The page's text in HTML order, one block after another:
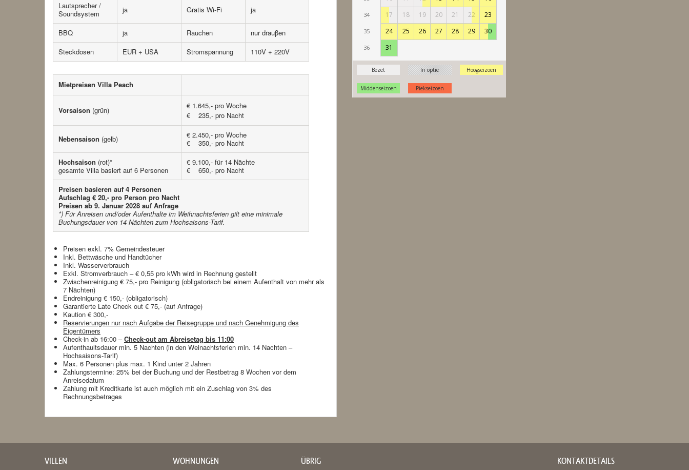
Lautsprecher /
Soundsystem
ja Gratis Wi-Fi ja
BBQ ja Rauchen
nur drauβen
Steckdosen
EUR + USA Stromspannung 110V + 220V
Mietpreisen Villa Peach
Vorsaison (grün)
€ 1.645,- pro Woche
€ 235,- pro Nacht
Nebensaison (gelb)
€ 2.450,- pro Woche
€ 350,- pro Nacht
Hochsaison (rot)*
gesamte Villa basiert auf 6 Personen
€ 9.100,- für 14 Nächte
€ 650,- pro Nacht
Preisen basieren auf 4 Personen
Aufschlag € 20,- pro Person pro Nacht
Preisen ab 9. Januar 2028 auf Anfrage
*) Für Anreisen und/oder Aufenthalte im Weihnachtsferien gilt eine minimale
Buchungsdauer von 14 Nächten zum Hochsaisons-Tarif.
Preisen exkl. 7% Gemeindesteuer
Inkl. Bettwäsche und Handtücher
Inkl. Wasserverbrauch
Exkl. Stromverbrauch – € 0,55 pro kWh wird in Rechnung gestellt
Zwischenreinigung € 75,- pro Reinigung (obligatorisch bei einem Aufenthalt von mehr als
7 Nächten)
Endreinigung € 150,- (obligatorisch)
Garantierte Late Check out € 75,- (auf Anfrage)
Kaution € 300,-
Reservierungen nur nach Aufgabe der Reisegruppe und nach Genehmigung des
Eigentümers
Check-in ab 16:00 –Check-out am Abreisetag bis 11:00
Aufenthaultsdauer min. 5 Nachten (in den Weinachtsferien min. 14 Nachten –
Hochsaisons-Tarif)
Max. 6 Personen plus max. 1 Kind unter 2 Jahren
Zahlungstermine: 25% bei der Buchung und der Restbetrag 8 Wochen vor dem
Anreisedatum
Zahlung mit Kreditkarte ist auch möglich mit ein Zuschlag von 3% des
Rechnungsbetrages
VILLEN WOHNUNGEN ÜBRIG KONTAKTDETAILS